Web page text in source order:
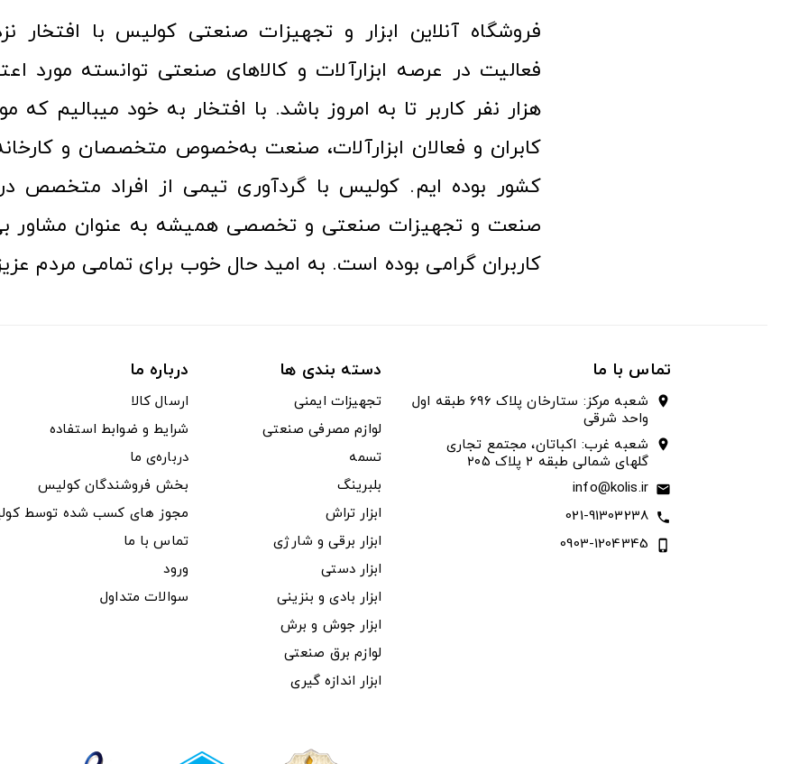
هزار نفر کاربر تا به امروز باشد. با افتخار به خود میبالیم که
کابران و فعالان ابزارآلات، صنعت به‌خصوص متخصصان و
کشور بوده ایم. کولیس با گردآوری تیمی از افراد متخصص در
صنعت و تجهیزات صنعتی و تخصصی همیشه به عنوان مشاور
کاربران گرامی بوده است. به امید حال خوب برای تمامی مردم
تماس با ما
location_on
شعبه مرکز: ستارخان پلاک ۶۹۶ طبقه اول
واحد شرقی
location_on
شعبه غرب: اکباتان، مجتمع تجاری
گلهای شمالی طبقه ۲ پلاک ۲۰۵
email
info@kolis.ir
call
021-91303238
phone_iphone
0903-1204345
دسته بندی ها
تجهیزات ایمنی
لوازم مصرفی صنعتی
تسمه
بلبرینگ
ابزار تراش
ابزار برقی و شارژی
ابزار دستی
ابزار بادی و بنزینی
ابزار جوش و برش
لوازم برق صنعتی
ابزار اندازه گیری
درباره ما
ارسال کالا
شرایط و ضوابط استفاده
درباره‌ی ما
بخش فروشندگان کولیس
مجوز های کسب شده توسط
تماس با ما
ورود
سوالات متداول